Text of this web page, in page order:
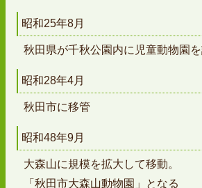
昭和25年8月
秋田県が千秋公園内に児童動物園
昭和28年4月
秋田市に移管
昭和48年9月
大森山に規模を拡大して移動。
「秋田市大森山動物園」となる